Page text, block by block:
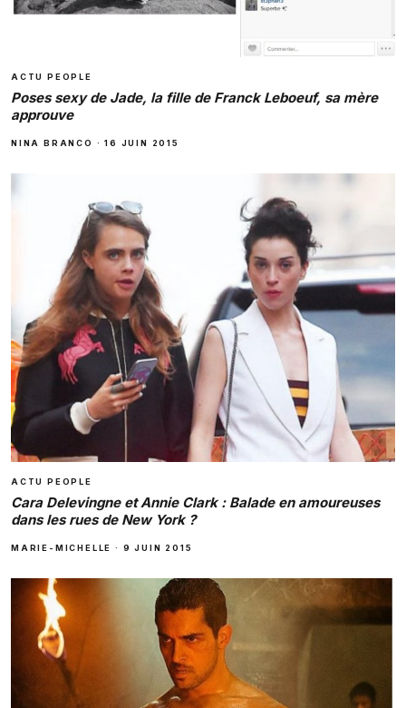
ACTU PEOPLE
Poses sexy de Jade, la fille de Franck Leboeuf, sa mère
approuve
NINA BRANCO ·16 JUIN 2015
ACTU PEOPLE
Cara Delevingne et Annie Clark : Balade en amoureuses
dans les rues de New York ?
MARIE-MICHELLE · 9 JUIN 2015